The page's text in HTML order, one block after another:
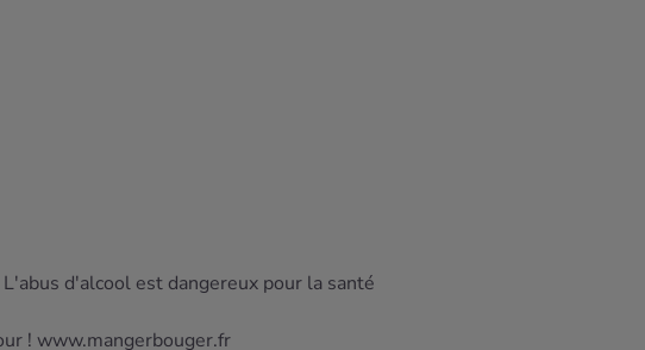
d'alcool est dangereux pour la santé
! www.mangerbouger.fr